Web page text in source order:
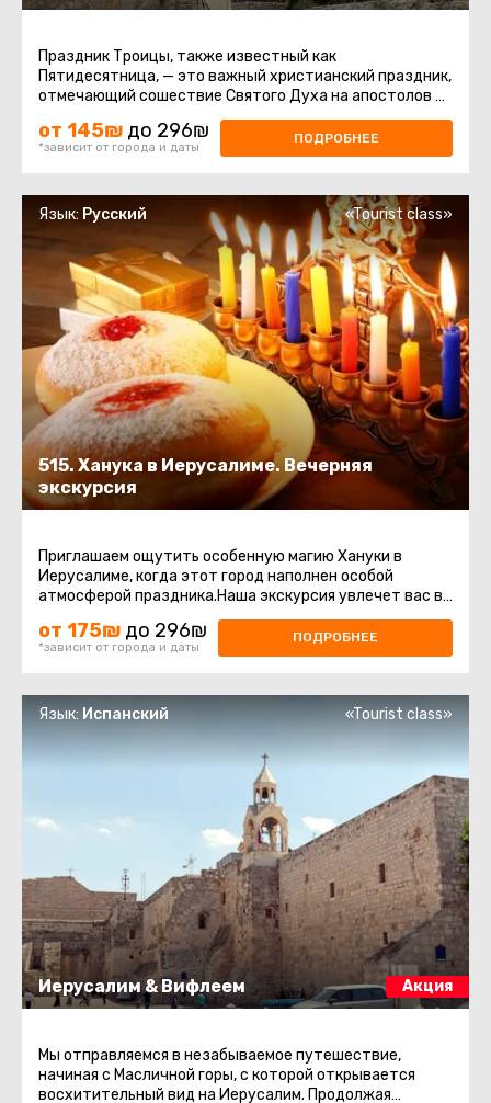
Праздник Троицы, также известный как
Пятидесятница, — это важный христианский праздник,
отмечающий сошествие Святого Духа на апостолов и
других последователей Иисуса ...
от 145₪ до 296₪
*зависит от города и даты
ПОДРОБНЕЕ
515. Ханука в Иерусалиме. Вечерняя
экскурсия
Язык: Русский «Tourist class»
Приглашаем ощутить особенную магию Хануки в
Иерусалиме, когда этот город наполнен особой
атмосферой праздника.Наша экскурсия увлечет вас в
самые значимые места этого ...
от 175₪ до 296₪
*зависит от города и даты
ПОДРОБНЕЕ
Иерусалим & Вифлеем Акция
Язык: Испанский «Tourist class»
Мы отправляемся в незабываемое путешествие,
начиная с Масличной горы, с которой открывается
восхитительный вид на Иерусалим. Продолжая